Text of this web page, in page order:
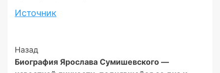
Источник
Post
Navigation
Назад
Биография Ярослава Сумишевского —